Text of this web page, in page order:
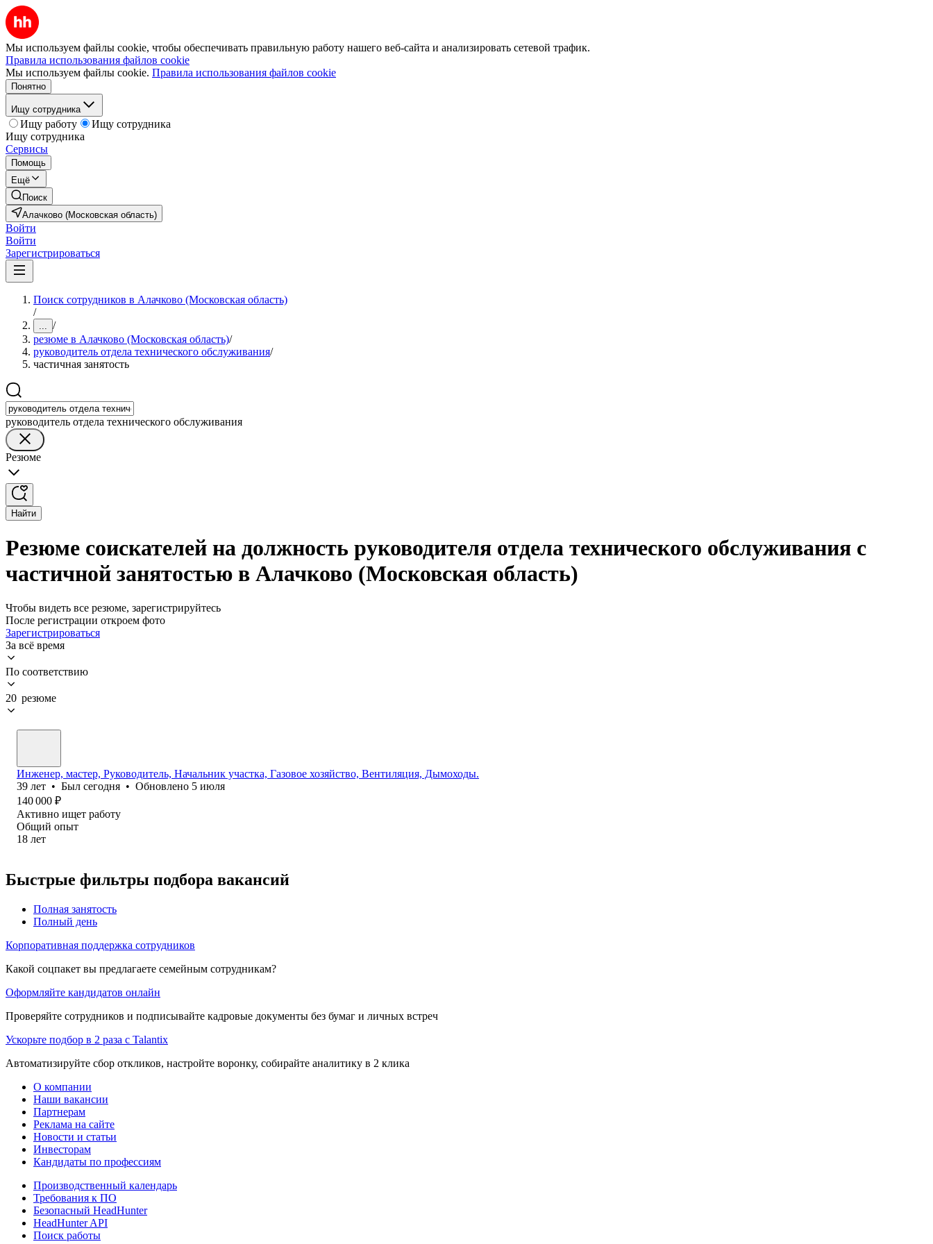
Мы используем файлы cookie, чтобы обеспечивать правильную работу нашего веб-сайта и анализировать сетевой трафик.
Правила использования файлов cookie
Мы используем файлы cookie. Правила использования файлов cookie
Понятно
Ищу сотрудника
Ищу работу
Ищу сотрудника
Ищу сотрудника
Сервисы
Помощь
Ещё
Поиск
Алачково (Московская область)
Войти
Войти
Зарегистрироваться
Поиск сотрудников в Алачково (Московская область)
/
... /
резюме в Алачково (Московская область)/
руководитель отдела технического обслуживания/
частичная занятость
руководитель отдела технического обслуживания
Резюме
Найти
Резюме соискателей на должность руководителя отдела технического обслуживания с
частичной занятостью в Алачково (Московская область)
Чтобы видеть все резюме, зарегистрируйтесь
После регистрации откроем фото
Зарегистрироваться
За всё время
По соответствию
20 резюме
Инженер, мастер, Руководитель, Начальник участка, Газовое хозяйство, Вентиляция, Дымоходы.
39 лет • Был сегодня • Обновлено 5 июля
140 000 ₽
Активно ищет работу
Общий опыт
18 лет
Быстрые фильтры подбора вакансий
Полная занятость
Полный день
Корпоративная поддержка сотрудников
Какой соцпакет вы предлагаете семейным сотрудникам?
Оформляйте кандидатов онлайн
Проверяйте сотрудников и подписывайте кадровые документы без бумаг и личных встреч
Ускорьте подбор в 2 раза с Talantix
Автоматизируйте сбор откликов, настройте воронку, собирайте аналитику в 2 клика
О компании
Наши вакансии
Партнерам
Реклама на сайте
Новости и статьи
Инвесторам
Кандидаты по профессиям
Производственный календарь
Требования к ПО
Безопасный HeadHunter
HeadHunter API
Поиск работы